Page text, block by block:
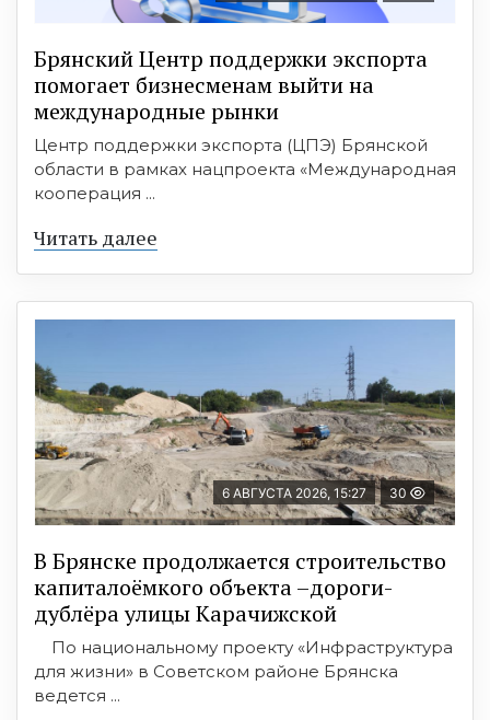
Брянский Центр поддержки экспорта
помогает бизнесменам выйти на
международные рынки
Центр поддержки экспорта (ЦПЭ) Брянской
области в рамках нацпроекта «Международная
кооперация ...
Читать далее
6 АВГУСТА 2026, 15:27 30
В Брянске продолжается строительство
капиталоёмкого объекта –дороги-
дублёра улицы Карачижской
По национальному проекту «Инфраструктура
для жизни» в Советском районе Брянска
ведется ...